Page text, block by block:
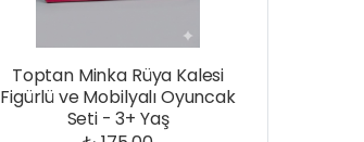
Toptan Minka Rüya Kalesi
Figürlü ve Mobilyalı Oyuncak
Seti - 3+ Yaş